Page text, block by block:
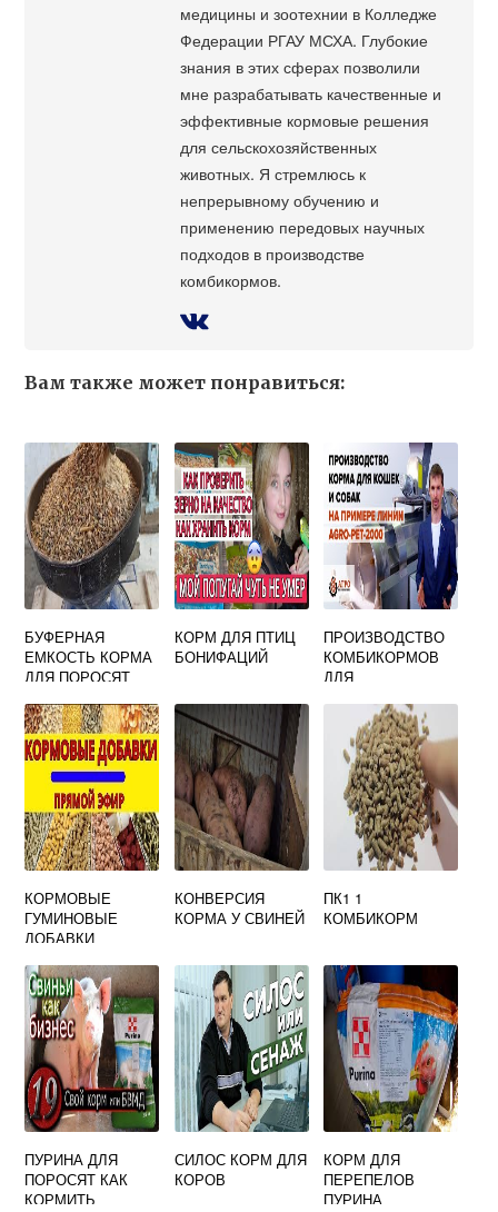
медицины и зоотехнии в Колледже
Федерации РГАУ МСХА. Глубокие
знания в этих сферах позволили
мне разрабатывать качественные и
эффективные кормовые решения
для сельскохозяйственных
животных. Я стремлюсь к
непрерывному обучению и
применению передовых научных
подходов в производстве
комбикормов.
Вам также может понравиться:
БУФЕРНАЯ
ЕМКОСТЬ КОРМА
ДЛЯ ПОРОСЯТ
КОРМ ДЛЯ ПТИЦ
БОНИФАЦИЙ
ПРОИЗВОДСТВО
КОМБИКОРМОВ
ДЛЯ
КОРМОВЫЕ
ГУМИНОВЫЕ
ДОБАВКИ
КОНВЕРСИЯ
КОРМА У СВИНЕЙ
ПК1 1
КОМБИКОРМ
ПУРИНА ДЛЯ
ПОРОСЯТ КАК
КОРМИТЬ
СИЛОС КОРМ ДЛЯ
КОРОВ
КОРМ ДЛЯ
ПЕРЕПЕЛОВ
ПУРИНА